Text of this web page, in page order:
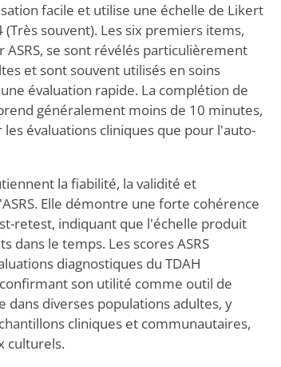
facile et utilise une échelle de Likert
(Très souvent). Les six premiers items,
ASRS, se sont révélés particulièrement
et sont souvent utilisés en soins
évaluation rapide. La complétion de
généralement moins de 10 minutes,
évaluations cliniques que pour l'auto-
la fiabilité, la validité et
Elle démontre une forte cohérence
retest, indiquant que l'échelle produit
dans le temps. Les scores ASRS
diagnostiques du TDAH
son utilité comme outil de
dans diverses populations adultes, y
cliniques et communautaires,
culturels.